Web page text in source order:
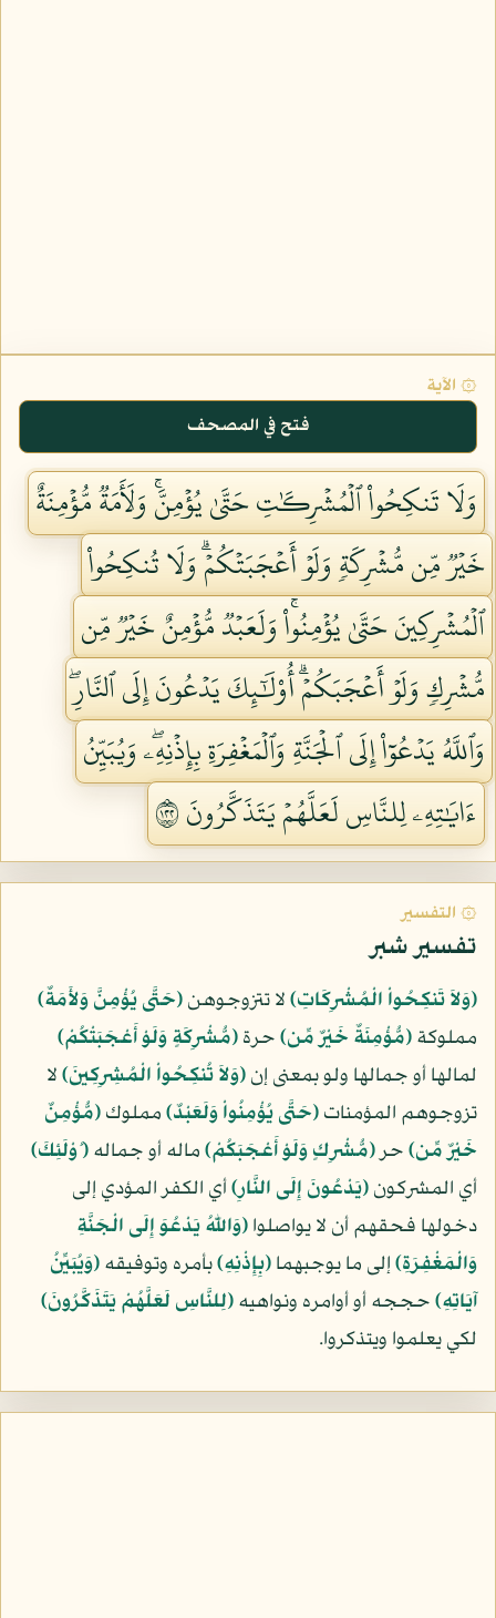
۞ الآية
فتح في المصحف
وَلَا تَنكِحُواْ ٱلۡمُشۡرِكَٰتِ حَتَّىٰ يُؤۡمِنَّۚ وَلَأَمَةٞ مُّؤۡمِنَةٌ
خَيۡرٞ مِّن مُّشۡرِكَةٖ وَلَوۡ أَعۡجَبَتۡكُمۡۗ وَلَا تُنكِحُواْ
ٱلۡمُشۡرِكِينَ حَتَّىٰ يُؤۡمِنُواْۚ وَلَعَبۡدٞ مُّؤۡمِنٌ خَيۡرٞ مِّن
مُّشۡرِكٖ وَلَوۡ أَعۡجَبَكُمۡۗ أُوْلَٰٓئِكَ يَدۡعُونَ إِلَى ٱلنَّارِۖ
وَٱللَّهُ يَدۡعُوٓاْ إِلَى ٱلۡجَنَّةِ وَٱلۡمَغۡفِرَةِ بِإِذۡنِهِۦۖ وَيُبَيِّنُ
ءَايَٰتِهِۦ لِلنَّاسِ لَعَلَّهُمۡ يَتَذَكَّرُونَ ٢٢١
۞ التفسير
تفسير شبر
﴿وَلاَ تَنكِحُواْ الْمُشْرِكَاتِ﴾لا تتزوجوهن﴿حَتَّى يُؤْمِنَّ وَلأَمَةٌ﴾
مملوكة﴿مُّؤْمِنَةٌ خَيْرٌ مِّن﴾حرة﴿مُّشْرِكَةٍ وَلَوْ أَعْجَبَتْكُمْ﴾
لمالها أو جمالها ولو بمعنى إن﴿وَلاَ تُنكِحُواْ الْمُشِرِكِينَ﴾لا
تزوجوهم المؤمنات﴿حَتَّى يُؤْمِنُواْ وَلَعَبْدٌ﴾مملوك﴿مُّؤْمِنٌ
خَيْرٌ مِّن﴾حر﴿مُّشْرِكٍ وَلَوْ أَعْجَبَكُمْ﴾ماله أو جماله﴿ ُوْلَئِكَ﴾
أي المشركون﴿يَدْعُونَ إِلَى النَّارِ﴾أي الكفر المؤدي إلى
دخولها فحقهم أن لا يواصلوا﴿وَاللّهُ يَدْعُوَ إِلَى الْجَنَّةِ
وَالْمَغْفِرَةِ﴾إلى ما يوجبهما﴿بِإِذْنِهِ﴾بأمره وتوفيقه﴿وَيُبَيِّنُ
آيَاتِهِ﴾حججه أو أوامره ونواهيه﴿لِلنَّاسِ لَعَلَّهُمْ يَتَذَكَّرُونَ﴾
لكي يعلموا ويتذكروا.